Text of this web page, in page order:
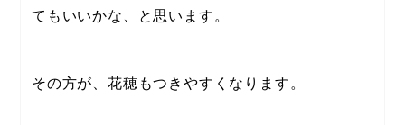
てもいいかな、と思います。
その方が、花穂もつきやすくなります。